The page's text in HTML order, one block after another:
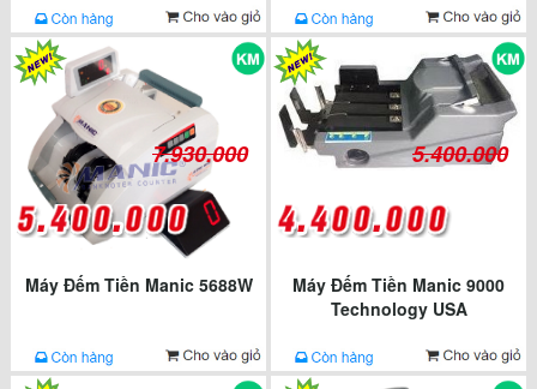
7.930.000
Máy Đếm Tiền Manic 5688W
5.400.000
Máy Đếm Tiền Manic 9000
Technology USA